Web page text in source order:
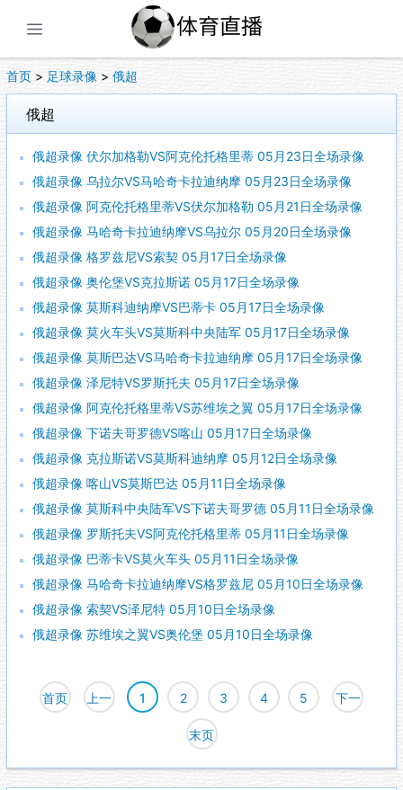
首页 > 足球录像 > 俄超
俄超
俄超录像 伏尔加格勒VS阿克伦托格里蒂 05月23日全场录像
俄超录像 乌拉尔VS马哈奇卡拉迪纳摩 05月23日全场录像
俄超录像 阿克伦托格里蒂VS伏尔加格勒 05月21日全场录像
俄超录像 马哈奇卡拉迪纳摩VS乌拉尔 05月20日全场录像
俄超录像 格罗兹尼VS索契 05月17日全场录像
俄超录像 奥伦堡VS克拉斯诺 05月17日全场录像
俄超录像 莫斯科迪纳摩VS巴蒂卡 05月17日全场录像
俄超录像 莫火车头VS莫斯科中央陆军 05月17日全场录像
俄超录像 莫斯巴达VS马哈奇卡拉迪纳摩 05月17日全场录像
俄超录像 泽尼特VS罗斯托夫 05月17日全场录像
俄超录像 阿克伦托格里蒂VS苏维埃之翼 05月17日全场录像
俄超录像 下诺夫哥罗德VS喀山 05月17日全场录像
俄超录像 克拉斯诺VS莫斯科迪纳摩 05月12日全场录像
俄超录像 喀山VS莫斯巴达 05月11日全场录像
俄超录像 莫斯科中央陆军VS下诺夫哥罗德 05月11日全场录像
俄超录像 罗斯托夫VS阿克伦托格里蒂 05月11日全场录像
俄超录像 巴蒂卡VS莫火车头 05月11日全场录像
俄超录像 马哈奇卡拉迪纳摩VS格罗兹尼 05月10日全场录像
俄超录像 索契VS泽尼特 05月10日全场录像
俄超录像 苏维埃之翼VS奥伦堡 05月10日全场录像
首页
上一
1 2 3 4 5
下一
末页